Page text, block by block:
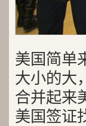
美国简单
大小的大
合并起来
美国签证